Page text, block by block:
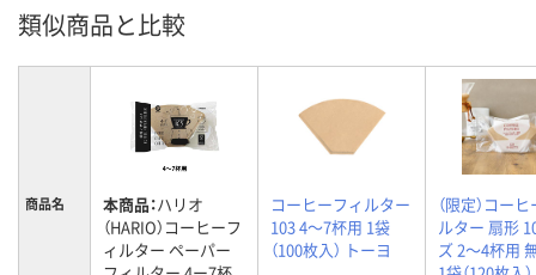
類似商品と比較
商品名 本商品：ハリオ
（HARIO）コーヒーフ
ィルター ペーパー
コーヒーフィルター
103 4～7杯用 1袋
（100枚入） トーヨ
（限定）コー
ルター 扇形
ズ 2～4杯用